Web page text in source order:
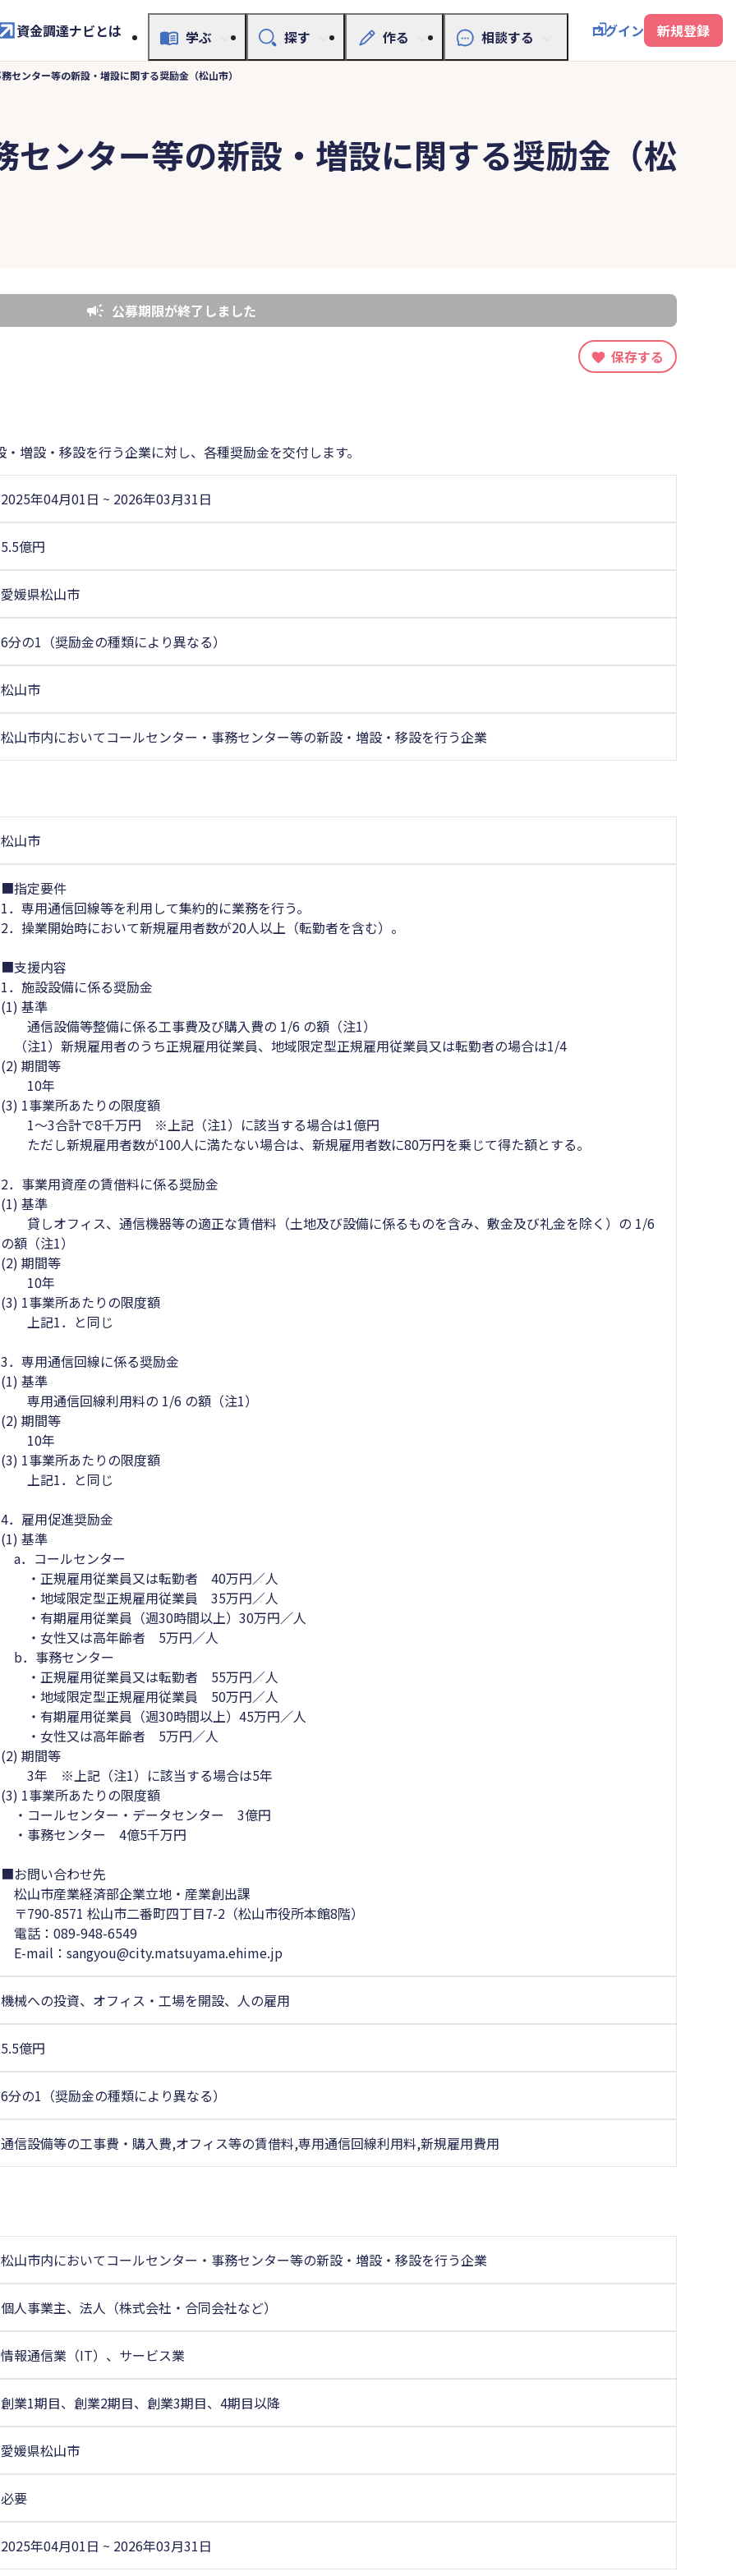
資金調達ナビとは 学ぶ 探す 作る 相談する ログイン 新規登録
センター等の新設・増設に関する奨励金（松山市）
センター等の新設・増設に関する奨励金（松
公募期限が終了しました
保存する
増設・移設を行う企業に対し、各種奨励金を交付します。
2025年04月01日 ~ 2026年03月31日
5.5億円
愛媛県松山市
6分の1（奨励金の種類により異なる）
松山市
松山市内においてコールセンター・事務センター等の新設・増設・移設を行う企業
松山市
■指定要件
1．専用通信回線等を利用して集約的に業務を行う。
2．操業開始時において新規雇用者数が20人以上（転勤者を含む）。
■支援内容
1．施設設備に係る奨励金
(1) 基準
通信設備等整備に係る工事費及び購入費の 1/6 の額（注1）
（注1）新規雇用者のうち正規雇用従業員、地域限定型正規雇用従業員又は転勤者の場合は1/4
(2) 期間等
10年
(3) 1事業所あたりの限度額
1～3合計で8千万円 ※上記（注1）に該当する場合は1億円
ただし新規雇用者数が100人に満たない場合は、新規雇用者数に80万円を乗じて得た額とする。
2．事業用資産の賃借料に係る奨励金
(1) 基準
貸しオフィス、通信機器等の適正な賃借料（土地及び設備に係るものを含み、敷金及び礼金を除く）の 1/6
の額（注1）
(2) 期間等
10年
(3) 1事業所あたりの限度額
上記1．と同じ
3．専用通信回線に係る奨励金
(1) 基準
専用通信回線利用料の 1/6 の額（注1）
(2) 期間等
10年
(3) 1事業所あたりの限度額
上記1．と同じ
4．雇用促進奨励金
(1) 基準
a．コールセンター
・正規雇用従業員又は転勤者 40万円／人
・地域限定型正規雇用従業員 35万円／人
・有期雇用従業員（週30時間以上）30万円／人
・女性又は高年齢者 5万円／人
b．事務センター
・正規雇用従業員又は転勤者 55万円／人
・地域限定型正規雇用従業員 50万円／人
・有期雇用従業員（週30時間以上）45万円／人
・女性又は高年齢者 5万円／人
(2) 期間等
3年 ※上記（注1）に該当する場合は5年
(3) 1事業所あたりの限度額
・コールセンター・データセンター 3億円
・事務センター 4億5千万円
■お問い合わせ先
松山市産業経済部企業立地・産業創出課
〒790-8571 松山市二番町四丁目7-2（松山市役所本館8階）
電話：089-948-6549
E-mail：sangyou@city.matsuyama.ehime.jp
機械への投資、オフィス・工場を開設、人の雇用
5.5億円
6分の1（奨励金の種類により異なる）
通信設備等の工事費・購入費,オフィス等の賃借料,専用通信回線利用料,新規雇用費用
松山市内においてコールセンター・事務センター等の新設・増設・移設を行う企業
個人事業主、法人（株式会社・合同会社など）
情報通信業（IT）、サービス業
創業1期目、創業2期目、創業3期目、4期目以降
愛媛県松山市
必要
2025年04月01日 ~ 2026年03月31日